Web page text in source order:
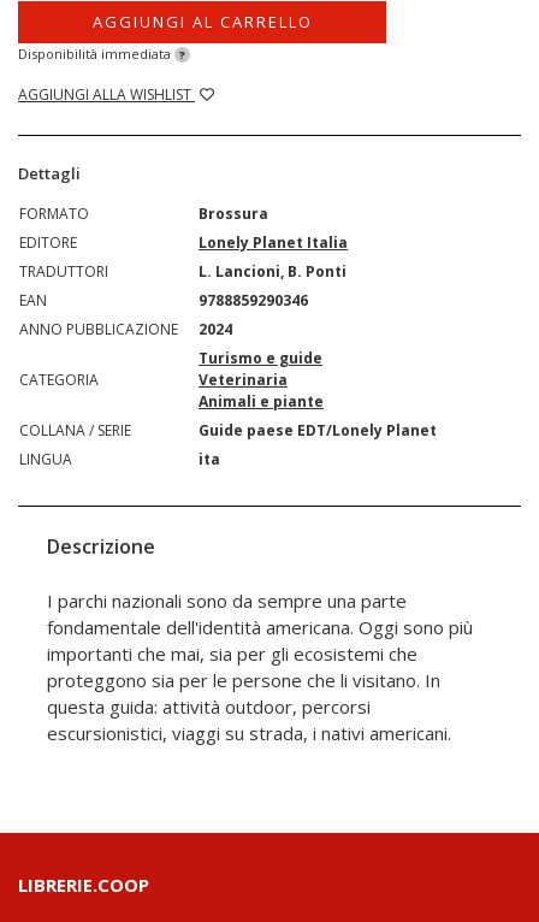
AGGIUNGI AL CARRELLO
Disponibilità immediata ?
AGGIUNGI ALLA WISHLIST
Dettagli
FORMATO
Brossura
EDITORE
Lonely Planet Italia
TRADUTTORI
L. Lancioni, B. Ponti
EAN
9788859290346
ANNO PUBBLICAZIONE
2024
CATEGORIA
Turismo e guide
Veterinaria
Animali e piante
COLLANA / SERIE
Guide paese EDT/Lonely Planet
LINGUA
ita
Descrizione
I parchi nazionali sono da sempre una parte
fondamentale dell'identità americana. Oggi sono più
importanti che mai, sia per gli ecosistemi che
proteggono sia per le persone che li visitano. In
questa guida: attività outdoor, percorsi
escursionistici, viaggi su strada, i nativi americani.
LIBRERIE.COOP